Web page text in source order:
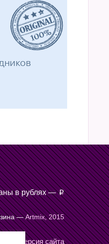
в рублях —p
—Artmix, 2015
версия сайта